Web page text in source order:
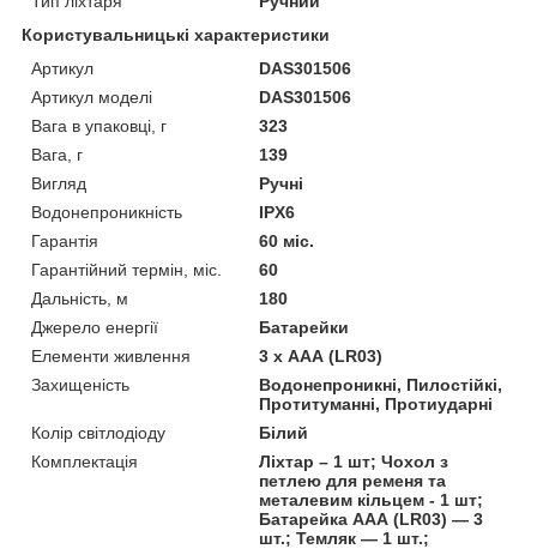
Користувальницькі характеристики
Артикул
DAS301506
Артикул моделі
DAS301506
Вага в упаковці, г
323
Вага, г
139
Вигляд
Ручні
Водонепроникність
IPX6
Гарантія
60 міс.
Гарантійний термін, міс.
60
Дальність, м
180
Джерело енергії
Батарейки
Елементи живлення
3 х ААА (LR03)
Захищеність
Водонепроникні, Пилостійкі,
Протитуманні, Протиударні
Колір світлодіоду
Білий
Комплектація
Ліхтар – 1 шт; Чохол з
петлею для ременя та
металевим кільцем - 1 шт;
Батарейка ААА (LR03) — 3
шт.; Темляк — 1 шт.;